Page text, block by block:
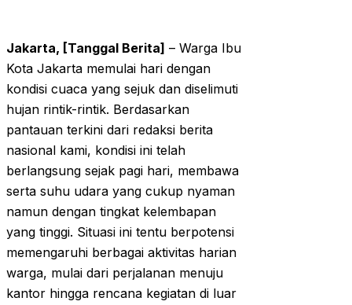
Jakarta, [Tanggal Berita] – Warga Ibu
Kota Jakarta memulai hari dengan
kondisi cuaca yang sejuk dan diselimuti
hujan rintik-rintik. Berdasarkan
pantauan terkini dari redaksi berita
nasional kami, kondisi ini telah
berlangsung sejak pagi hari, membawa
serta suhu udara yang cukup nyaman
namun dengan tingkat kelembapan
yang tinggi. Situasi ini tentu berpotensi
memengaruhi berbagai aktivitas harian
warga, mulai dari perjalanan menuju
kantor hingga rencana kegiatan di luar